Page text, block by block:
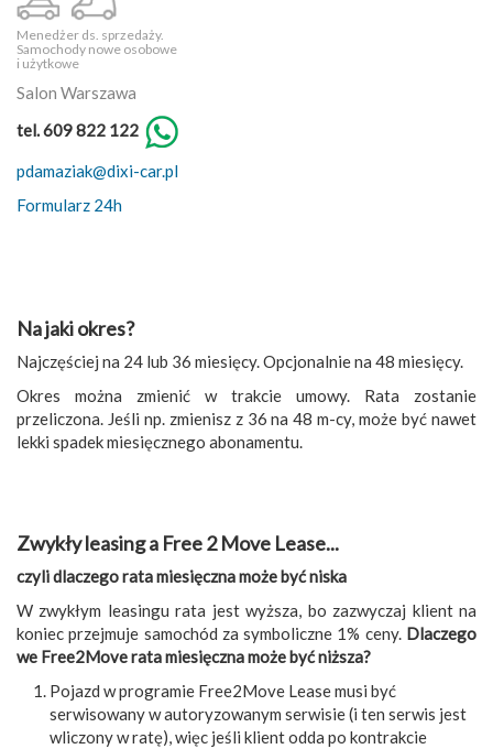
Menedżer ds. sprzedaży.
Samochody nowe osobowe
i użytkowe
Salon Warszawa
tel. 609 822 122
pdamaziak@dixi-car.pl
Formularz 24h
Na jaki okres?
Najczęściej na 24 lub 36 miesięcy. Opcjonalnie na 48 miesięcy.
Okres można zmienić w trakcie umowy. Rata zostanie
przeliczona. Jeśli np. zmienisz z 36 na 48 m-cy, może być nawet
lekki spadek miesięcznego abonamentu.
Zwykły leasing a Free 2 Move Lease...
czyli dlaczego rata miesięczna może być niska
W zwykłym leasingu rata jest wyższa, bo zazwyczaj klient na
koniec przejmuje samochód za symboliczne 1% ceny. Dlaczego
we Free2Move rata miesięczna może być niższa?
Pojazd w programie Free2Move Lease musi być
serwisowany w autoryzowanym serwisie (i ten serwis jest
wliczony w ratę), więc jeśli klient odda po kontrakcie